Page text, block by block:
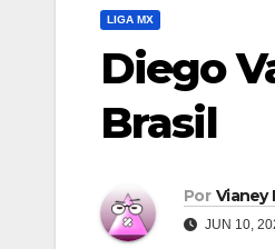
LIGA MX
Diego
Brasil
Por Vianey
JUN 10,